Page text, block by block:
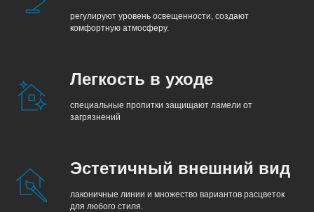
регулируют уровень освещенности, создают
комфортную атмосферу.
Легкость в уходе
специальные пропитки защищают ламели от
загрязнений
Эстетичный внешний вид
лаконичные линии и множество вариантов расцветок
для любого стиля.